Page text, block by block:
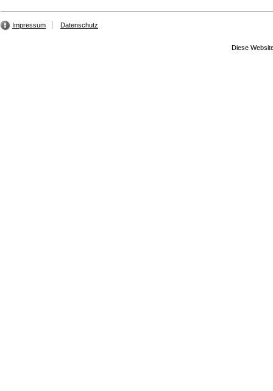
Impressum Datenschutz
Diese